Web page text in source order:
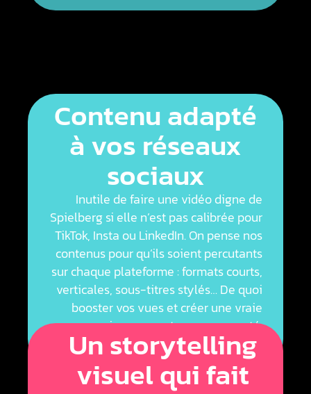
Contenu adapté
à vos réseaux
sociaux
Inutile de faire une vidéo digne de
Spielberg si elle n’est pas calibrée pour
TikTok, Insta ou LinkedIn. On pense nos
contenus pour qu’ils soient percutants
sur chaque plateforme : formats courts,
verticales, sous-titres stylés… De quoi
booster vos vues et créer une vraie
connexion avec votre communauté.
Un storytelling
visuel qui fait